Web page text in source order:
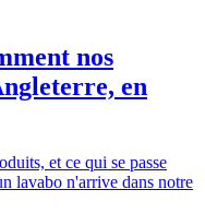
nos
en
et ce qui se passe
lavabo n'arrive dans notre